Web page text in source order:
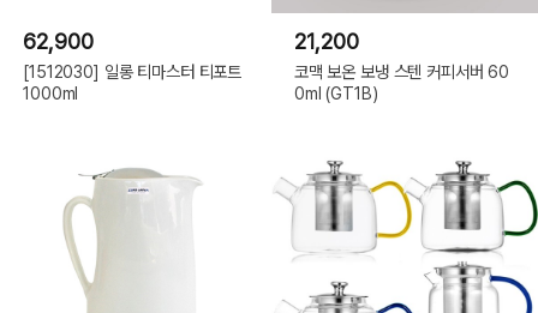
62,900
[1512030] 일롱 티마스터 티포트
1000ml
21,200
코맥 보온 보냉 스텐 커피서버 60
0ml (GT1B)